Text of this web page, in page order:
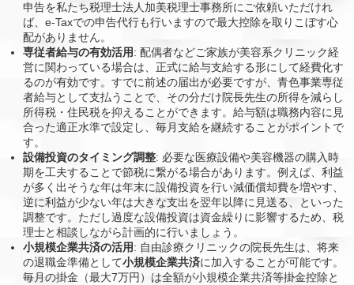
申告を私たち税理士法人加美税理士事務所にご依頼いただけれ
ば、e-Taxでの申告代行も行いますので最大控除を取りこぼす心
配がありません。
専従者給与の有効活用: 配偶者などご家族が美容系クリニック経
営に関わっている場合は、正式に給与支給する形にして経費化す
るのが有効です。すでに前述の届出が必要ですが、青色事業専従
者給与として支払うことで、その分だけ院長先生の所得を減らし
所得税・住民税を抑えることができます。給与額は職務内容に見
合った適正水準で設定し、毎月支給を継続することがポイントで
す。
設備投資のタイミング調整: 必要な医療設備や美容機器の購入時
期を工夫することで節税に繋がる場合があります。例えば、利益
が多く出そうな年は年末に設備投資を行い減価償却費を増やす、
逆に利益が少ない年は大きな支出を翌年以降に見送る、といった
調整です。ただし過度な設備投資は資金繰りに影響するため、税
理士と相談しながら計画的に行いましょう。
小規模企業共済の活用: 自由診療クリニックの院長先生は、将来
の退職金準備として小規模企業共済に加入することが可能です。
毎月の掛金（最大7万円）は全額が小規模企業共済等掛金控除と